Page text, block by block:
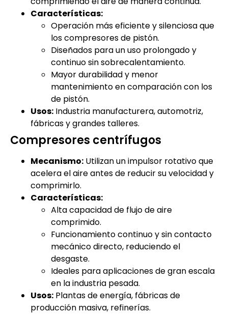
Características:
Operación más eficiente y silenciosa que
los compresores de pistón.
Diseñados para un uso prolongado y
continuo sin sobrecalentamiento.
Mayor durabilidad y menor
mantenimiento en comparación con los
de pistón.
Usos: Industria manufacturera, automotriz,
fábricas y grandes talleres.
Compresores centrífugos
Mecanismo: Utilizan un impulsor rotativo que
acelera el aire antes de reducir su velocidad y
comprimirlo.
Características:
Alta capacidad de flujo de aire
comprimido.
Funcionamiento continuo y sin contacto
mecánico directo, reduciendo el
desgaste.
Ideales para aplicaciones de gran escala
en la industria pesada.
Usos: Plantas de energía, fábricas de
producción masiva, refinerías.